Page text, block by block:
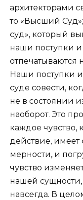
архитек­торами
то «Высший
суд», который
наши поступки
отпечатываются
Наши поступки
суде совести,
не в состоянии
наоборот. Это
каждое чув­ство,
действие, имеет
мерности, и
чувство
нашей сущности,
навсегда. В